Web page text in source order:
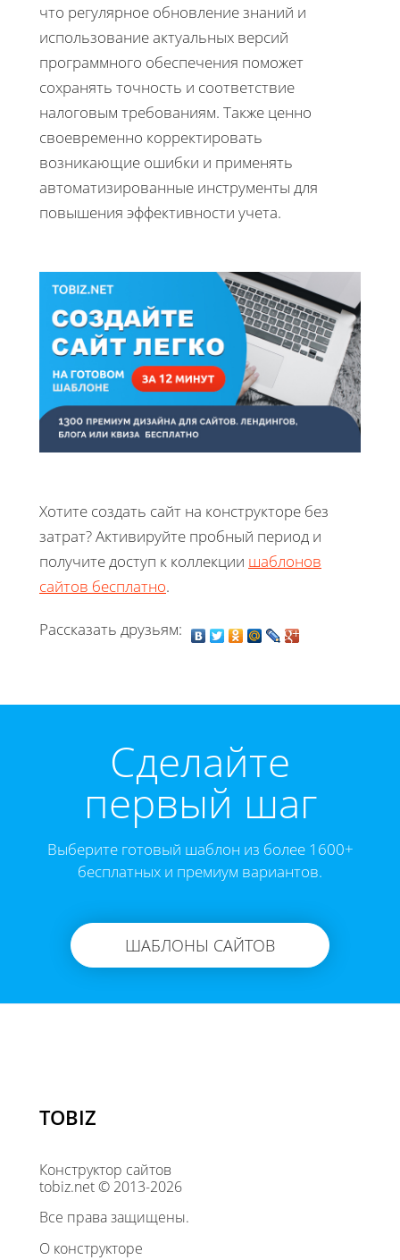
что регулярное обновление знаний и
использование актуальных версий
программного обеспечения поможет
сохранять точность и соответствие
налоговым требованиям. Также ценно
своевременно корректировать
возникающие ошибки и применять
автоматизированные инструменты для
повышения эффективности учета.
Хотите создать сайт на конструкторе без
затрат? Активируйте пробный период и
получите доступ к коллекции шаблонов
сайтов бесплатно.
Рассказать друзьям:
Cделайте
первый шаг
Выберите готовый шаблон из более 1600+
бесплатных и премиум вариантов.
ШАБЛОНЫ САЙТОВ
TOBIZ
Конструктор сайтов
tobiz.net © 2013-2026
Все права защищены.
О конструкторе